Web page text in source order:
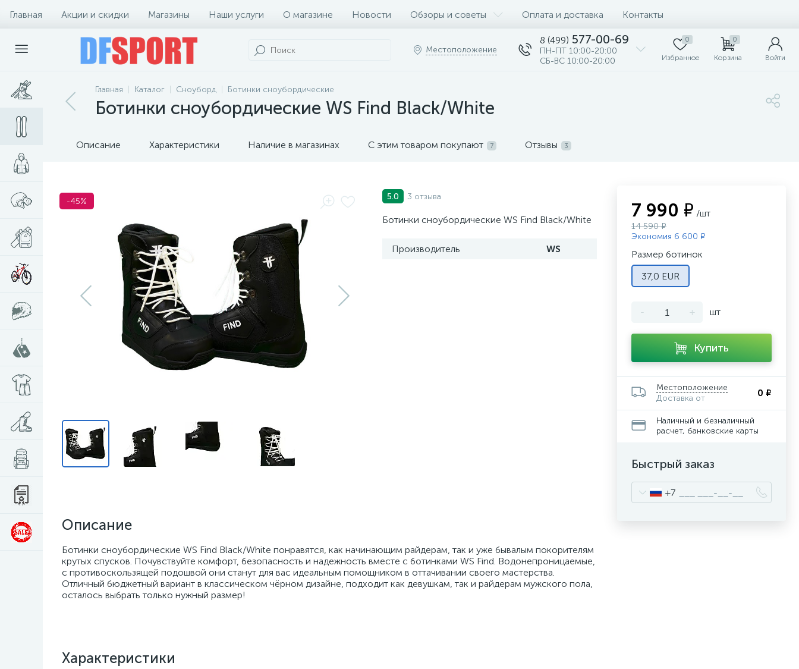
Главная Акции и скидки Магазины Наши услуги О магазине Новости Обзоры и советы Оплата и доставка Контакты
Местоположение
8 (499) 577-00-69
ПН-ПТ 10:00-20:00
СБ-ВС 10:00-20:00
0
Избранное
0
Корзина Войти
Главная Каталог Сноуборд Ботинки сноубордические
Ботинки сноубордические WS Find Black/White
Описание Характеристики Наличие в магазинах С этим товаром покупают 7 Отзывы 3
-45% 5.0 3 отзыва
Ботинки сноубордические WS Find Black/White
Производитель WS
Описание
Ботинки сноубордические WS Find Black/White понравятся, как начинающим райдерам, так и уже бывалым покорителям
крутых спусков. Почувствуйте комфорт, безопасность и надежность вместе с ботинками WS Find. Водонепроницаемые,
с противоскользящей подошвой они станут для вас идеальным помощником в оттачивании своего мастерства.
Отличный бюджетный вариант в классическом чёрном дизайне, подходит как девушкам, так и райдерам мужского пола,
осталось выбрать только нужный размер!
Характеристики
7 990 ₽ /шт
14 590 ₽
Экономия 6 600 ₽
Размер ботинок
37,0 EUR
- + шт
Купить
Местоположение
Доставка от
0 ₽
Наличный и безналичный
расчет, банковские карты
Быстрый заказ
+7